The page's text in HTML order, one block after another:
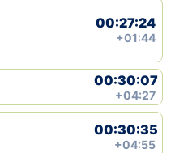
00:27:24
+01:44
00:30:07
+04:27
00:30:35
+04:55